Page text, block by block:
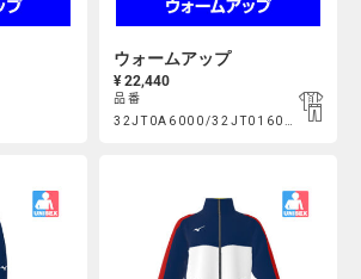
ウォームアップ
¥ 22,440
Product
品番
32JT0A6000/32JT016000